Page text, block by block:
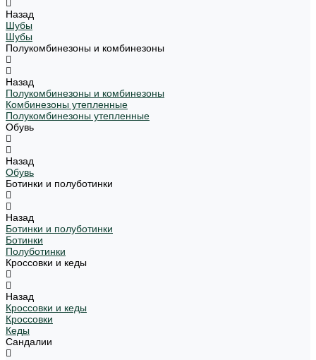
Назад
Шубы
Шубы
Полукомбинезоны и комбинезоны
Назад
Полукомбинезоны и комбинезоны
Комбинезоны утепленные
Полукомбинезоны утепленные
Обувь
Назад
Обувь
Ботинки и полуботинки
Назад
Ботинки и полуботинки
Ботинки
Полуботинки
Кроссовки и кеды
Назад
Кроссовки и кеды
Кроссовки
Кеды
Сандалии